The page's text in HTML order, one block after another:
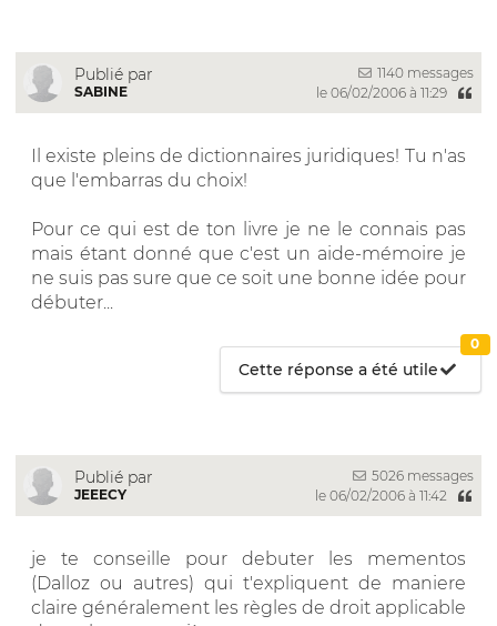
Publié par
SABINE
1140 messages
le 06/02/2006 à 11:29
Il existe pleins de dictionnaires juridiques! Tu n'as
que l'embarras du choix!
Pour ce qui est de ton livre je ne le connais pas
mais étant donné que c'est un aide-mémoire je
ne suis pas sure que ce soit une bonne idée pour
débuter...
Cette réponse a été utile
0
Publié par
JEEECY
5026 messages
le 06/02/2006 à 11:42
je te conseille pour debuter les mementos
(Dalloz ou autres) qui t'expliquent de maniere
claire généralement les règles de droit applicable